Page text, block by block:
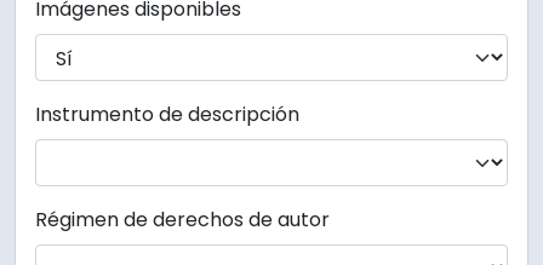
Imágenes disponibles
Instrumento de descripción
Régimen de derechos de autor